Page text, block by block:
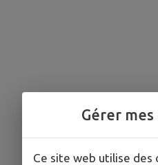
Gérer mes
Ce site web utilise des